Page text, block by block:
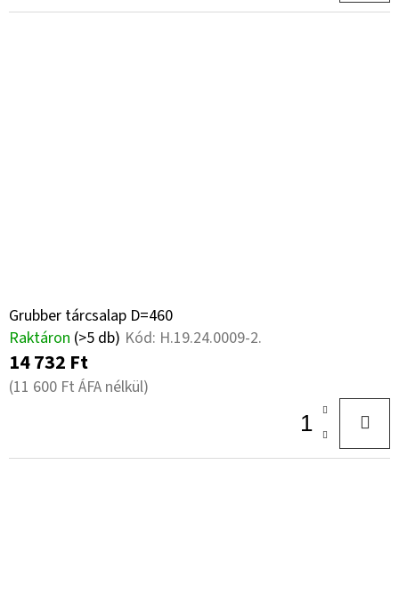
Grubber tárcsalap D=460
Raktáron (>5 db) Kód: H.19.24.0009-2.
14 732 Ft
(11 600 Ft ÁFA nélkül)